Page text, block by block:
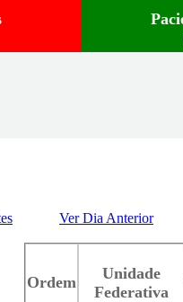
Ver Dia Anterior
Ordem
Unidade
Federativa